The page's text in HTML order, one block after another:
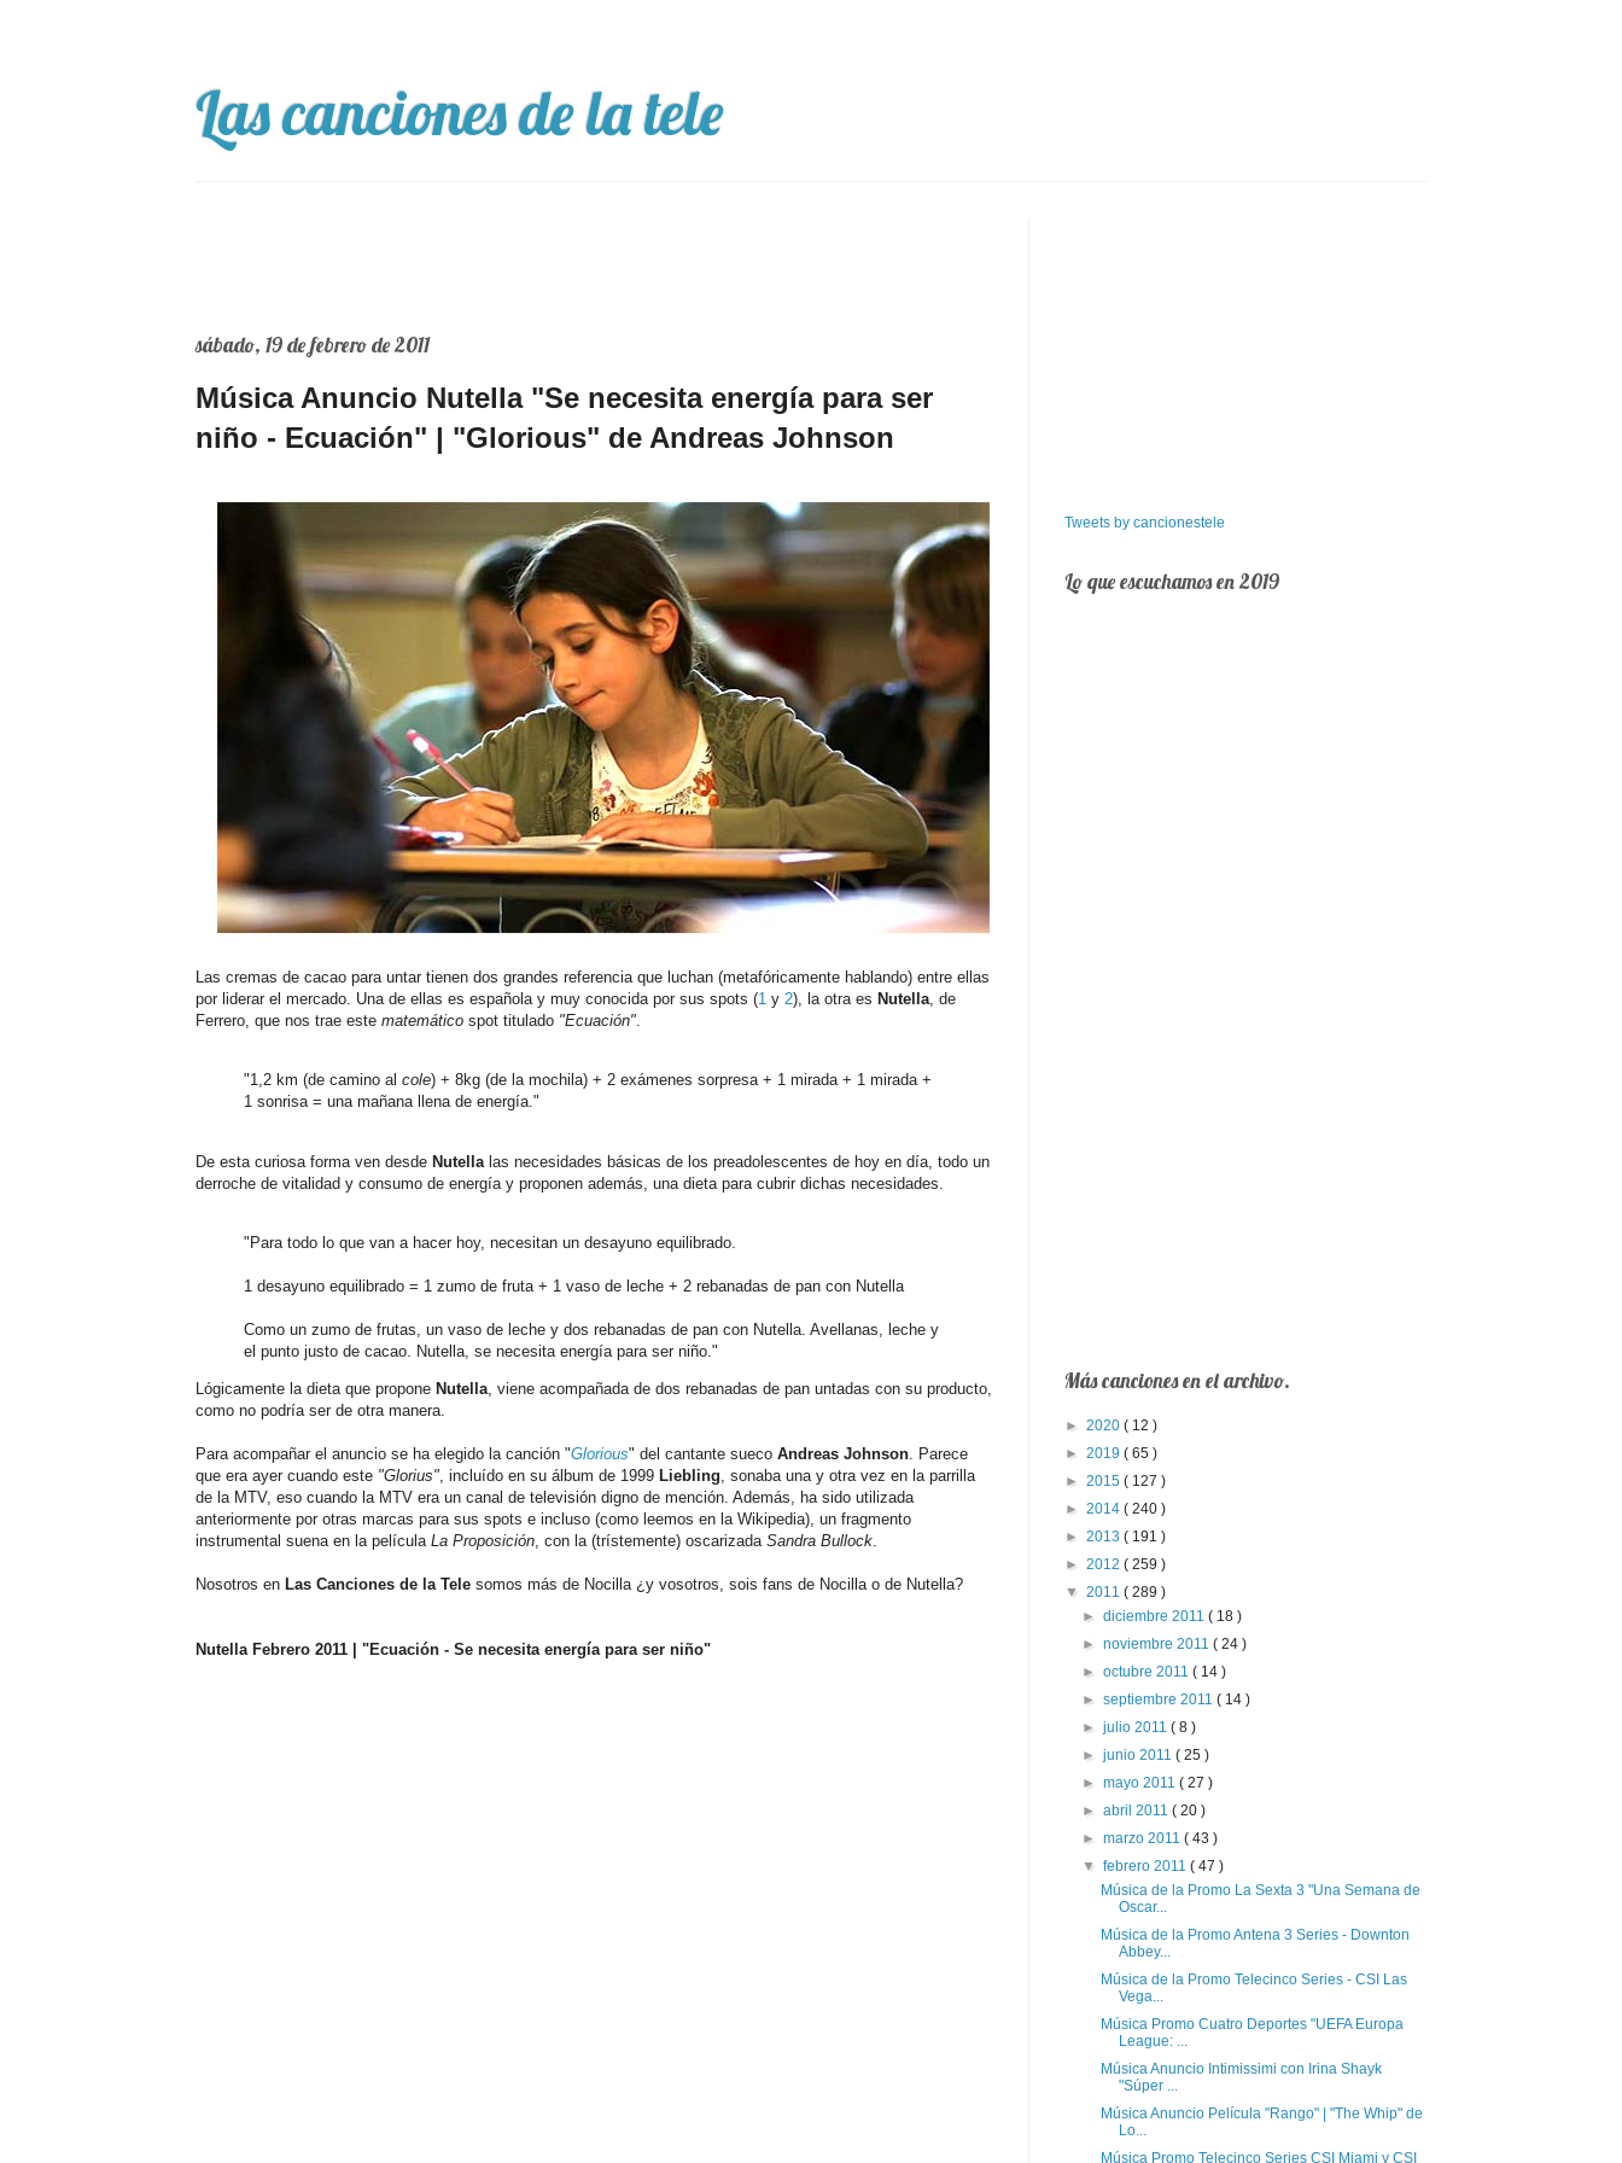
Las canciones de la tele
sábado, 19 de febrero de 2011
Música Anuncio Nutella "Se necesita energía para ser
niño - Ecuación" | "Glorious" de Andreas Johnson
Las cremas de cacao para untar tienen dos grandes referencia que luchan (metafóricamente hablando) entre ellas
por liderar el mercado. Una de ellas es española y muy conocida por sus spots (1 y 2), la otra es Nutella, de
Ferrero, que nos trae este matemático spot titulado "Ecuación".
"1,2 km (de camino al cole) + 8kg (de la mochila) + 2 exámenes sorpresa + 1 mirada + 1 mirada +
1 sonrisa = una mañana llena de energía."
De esta curiosa forma ven desde Nutella las necesidades básicas de los preadolescentes de hoy en día, todo un
derroche de vitalidad y consumo de energía y proponen además, una dieta para cubrir dichas necesidades.
"Para todo lo que van a hacer hoy, necesitan un desayuno equilibrado.
1 desayuno equilibrado = 1 zumo de fruta + 1 vaso de leche + 2 rebanadas de pan con Nutella
Como un zumo de frutas, un vaso de leche y dos rebanadas de pan con Nutella. Avellanas, leche y
el punto justo de cacao. Nutella, se necesita energía para ser niño."
Lógicamente la dieta que propone Nutella , viene acompañada de dos rebanadas de pan untadas con su producto,
como no podría ser de otra manera.
Para acompañar el anuncio se ha elegido la canción "Glorious" del cantante sueco Andreas Johnson . Parece
que era ayer cuando este "Glorius" , incluído en su álbum de 1999 Liebling , sonaba una y otra vez en la parrilla
de la MTV, eso cuando la MTV era un canal de televisión digno de mención. Además, ha sido utilizada
anteriormente por otras marcas para sus spots e incluso (como leemos en la Wikipedia), un fragmento
instrumental suena en la película La Proposición , con la (trístemente) oscarizada Sandra Bullock
Nosotros en Las Canciones de la Tele somos más de Nocilla ¿y vosotros, sois fans de Nocilla o de Nutella?
Nutella Febrero 2011 | "Ecuación - Se necesita energía para ser niño"
Tweets by cancionestele
Lo que escuchamos en 2019
Más canciones en el archivo.
► 2020 ( 12 )
► 2019 ( 65 )
► 2015 ( 127 )
► 2014 ( 240 )
► 2013 ( 191 )
► 2012 ( 259 )
▼ 2011 ( 289 )
►diciembre 2011( 18 )
►noviembre 2011( 24 )
►octubre 2011( 14 )
►septiembre 2011( 14 )
►julio 2011( 8 )
►junio 2011( 25 )
►mayo 2011( 27 )
►abril 2011( 20 )
►marzo 2011( 43 )
▼febrero 2011( 47 )
Música de la Promo La Sexta 3 "Una Semana de
Oscar...
Música de la Promo Antena 3 Series - Downton
Abbey...
Música de la Promo Telecinco Series - CSI Las
Vega...
Música Promo Cuatro Deportes "UEFA Europa
League: ...
Música Anuncio Intimissimi con Irina Shayk
"Súper ...
Música Anuncio Película "Rango" | "The Whip" de
Lo...
Música Promo Telecinco Series CSI Miami y CSI